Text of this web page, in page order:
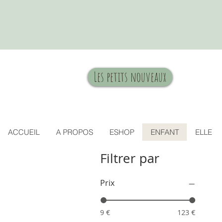
Les petits nouveaux
ACCUEIL A PROPOS ESHOP ENFANT ELLE
Filtrer par
Prix
9 € 123 €